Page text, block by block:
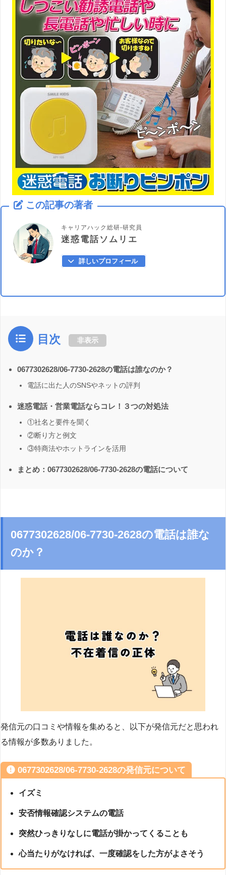
この記事の著者
キャリアハック総研-研究員
迷惑電話ソムリエ
詳しいプロフィール
目次 非表示
0677302628/06-7730-2628の電話は誰なのか？
電話に出た人のSNSやネットの評判
迷惑電話・営業電話ならコレ！３つの対処法
①社名と要件を聞く
②断り方と例文
③特商法やホットラインを活用
まとめ：0677302628/06-7730-2628の電話について
0677302628/06-7730-2628の電話は誰な
のか？
発信元の口コミや情報を集めると、以下が発信元だと思われ
る情報が多数ありました。
0677302628/06-7730-2628の発信元について
イズミ
安否情報確認システムの電話
突然ひっきりなしに電話が掛かってくることも
心当たりがなければ、一度確認をした方がよさそう